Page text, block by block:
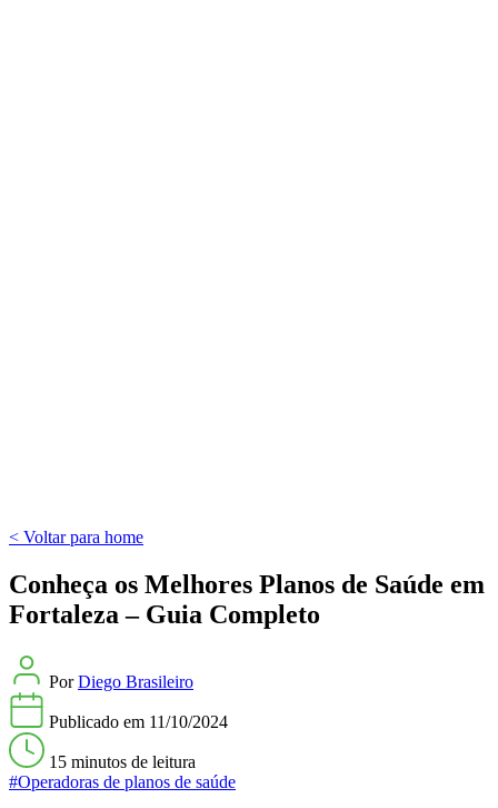
< Voltar para home
Conheça os Melhores Planos de Saúde em
Fortaleza – Guia Completo
PorDiego Brasileiro
Publicado em 11/10/2024
15 minutos de leitura
#Operadoras de planos de saúde